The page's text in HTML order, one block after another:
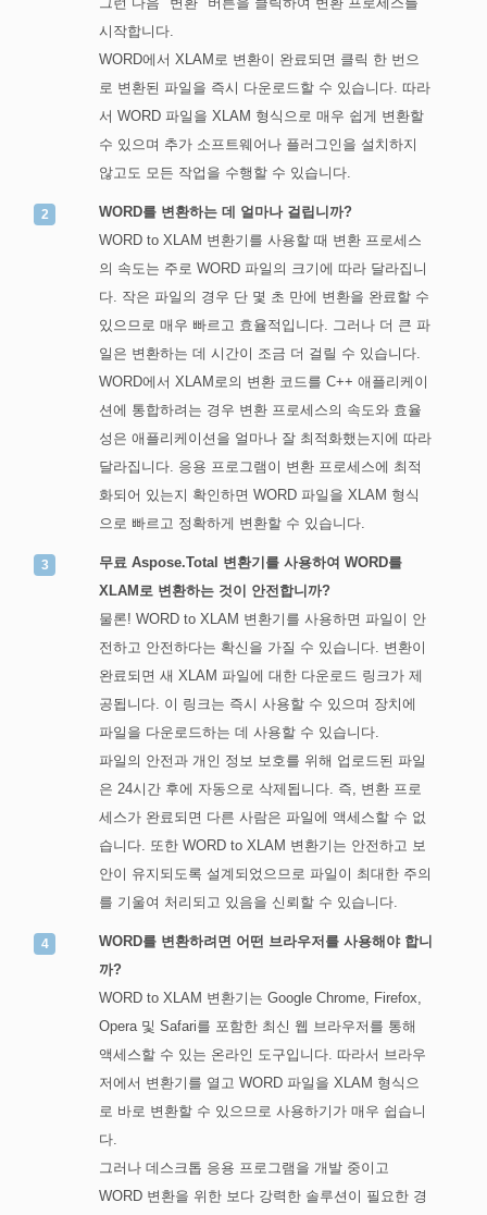
시작합니다.
WORD에서 XLAM로 변환이 완료되면 클릭 한 번으
로 변환된 파일을 즉시 다운로드할 수 있습니다. 따라
서 WORD 파일을 XLAM 형식으로 매우 쉽게 변환할
수 있으며 추가 소프트웨어나 플러그인을 설치하지
않고도 모든 작업을 수행할 수 있습니다.
WORD를 변환하는 데 얼마나 걸립니까?
WORD to XLAM 변환기를 사용할 때 변환 프로세스
의 속도는 주로 WORD 파일의 크기에 따라 달라집니
다. 작은 파일의 경우 단 몇 초 만에 변환을 완료할 수
있으므로 매우 빠르고 효율적입니다. 그러나 더 큰 파
일은 변환하는 데 시간이 조금 더 걸릴 수 있습니다.
WORD에서 XLAM로의 변환 코드를 C++ 애플리케이
션에 통합하려는 경우 변환 프로세스의 속도와 효율
성은 애플리케이션을 얼마나 잘 최적화했는지에 따라
달라집니다. 응용 프로그램이 변환 프로세스에 최적
화되어 있는지 확인하면 WORD 파일을 XLAM 형식
으로 빠르고 정확하게 변환할 수 있습니다.
무료 Aspose.Total 변환기를 사용하여 WORD를
XLAM로 변환하는 것이 안전합니까?
물론! WORD to XLAM 변환기를 사용하면 파일이 안
전하고 안전하다는 확신을 가질 수 있습니다. 변환이
완료되면 새 XLAM 파일에 대한 다운로드 링크가 제
공됩니다. 이 링크는 즉시 사용할 수 있으며 장치에
파일을 다운로드하는 데 사용할 수 있습니다.
파일의 안전과 개인 정보 보호를 위해 업로드된 파일
은 24시간 후에 자동으로 삭제됩니다. 즉, 변환 프로
세스가 완료되면 다른 사람은 파일에 액세스할 수 없
습니다. 또한 WORD to XLAM 변환기는 안전하고 보
안이 유지되도록 설계되었으므로 파일이 최대한 주의
를 기울여 처리되고 있음을 신뢰할 수 있습니다.
WORD를 변환하려면 어떤 브라우저를 사용해야 합니
까?
WORD to XLAM 변환기는 Google Chrome, Firefox,
Opera 및 Safari를 포함한 최신 웹 브라우저를 통해
액세스할 수 있는 온라인 도구입니다. 따라서 브라우
저에서 변환기를 열고 WORD 파일을 XLAM 형식으
로 바로 변환할 수 있으므로 사용하기가 매우 쉽습니
다.
그러나 데스크톱 응용 프로그램을 개발 중이고
WORD 변환을 위한 보다 강력한 솔루션이 필요한 경